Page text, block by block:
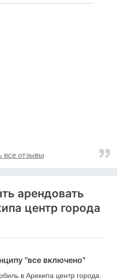
все отзывы
арендовать
центр города
"все включено"
в Арекипа центр города.